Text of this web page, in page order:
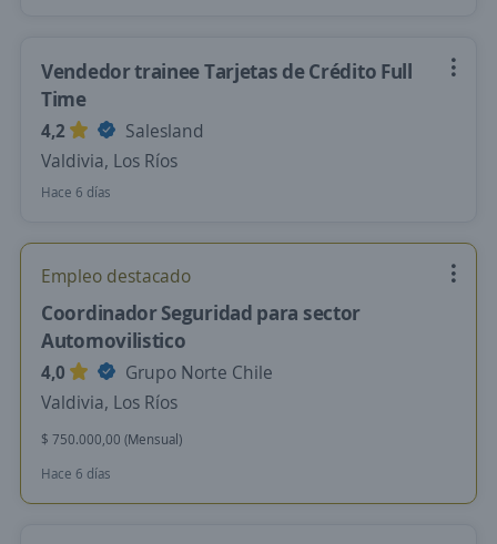
Vendedor trainee Tarjetas de Crédito Full
Time
4,2
Salesland
Valdivia, Los Ríos
Hace 6 días
Empleo destacado
Coordinador Seguridad para sector
Automovilistico
4,0
Grupo Norte Chile
Valdivia, Los Ríos
$ 750.000,00 (Mensual)
Hace 6 días